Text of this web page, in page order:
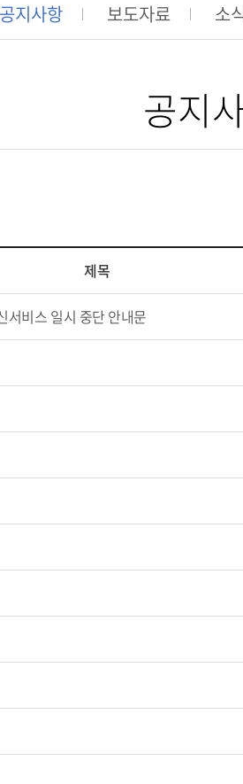
공지사항 보도자료 소
공지
제목
서비스 일시 중단 안내문